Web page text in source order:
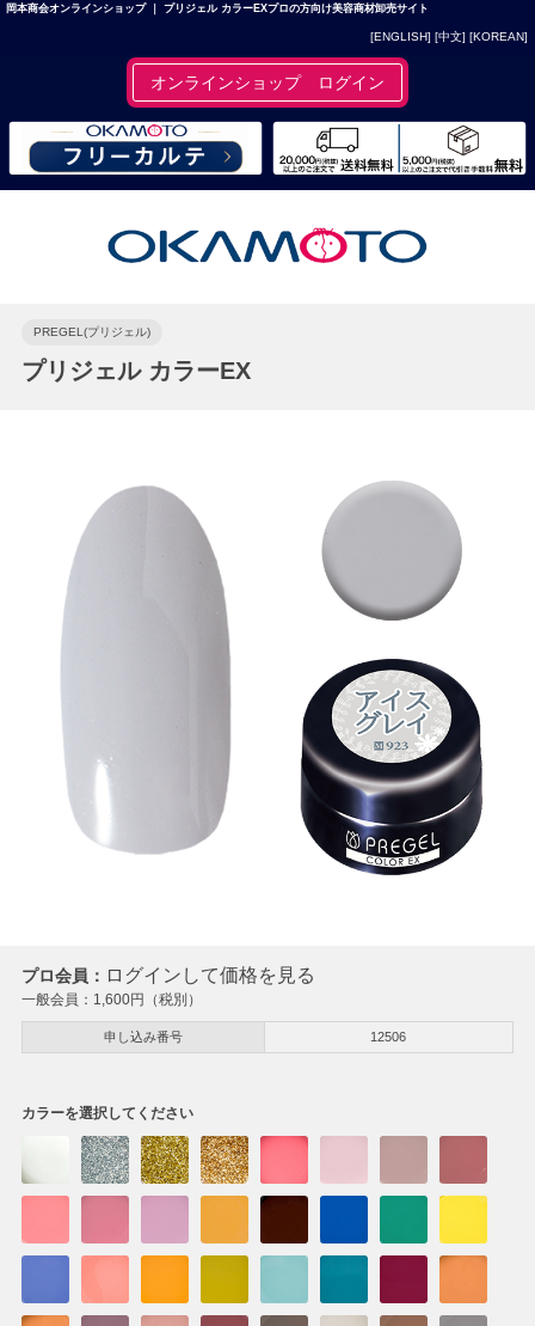
岡本商会オンラインショップ ｜ プリジェル カラーEXプロの方向け美容商材卸売サイト
[ENGLISH] [中文] [KOREAN]
オンラインショップ ログイン
PREGEL(プリジェル)
プリジェル カラーEX
プロ会員： ログインして価格を見る
一般会員： 1,600円（税別）
申し込み番号 12506
カラーを選択してください